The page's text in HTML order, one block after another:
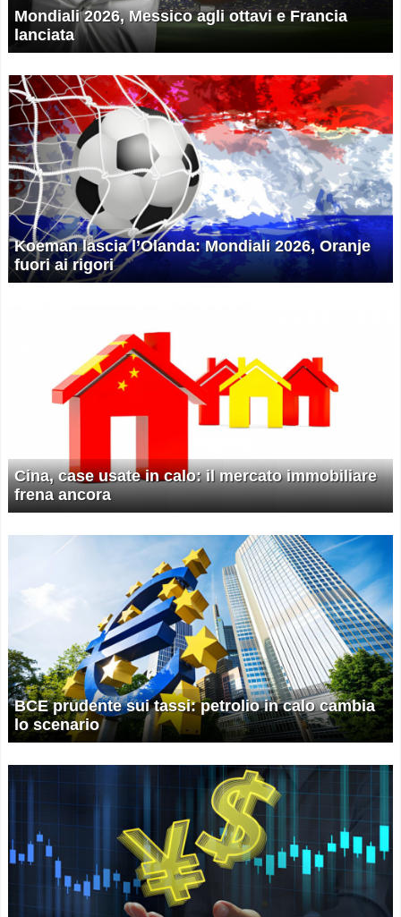
Mondiali 2026, Messico agli ottavi e Francia
lanciata
Koeman lascia l’Olanda: Mondiali 2026, Oranje
fuori ai rigori
Cina, case usate in calo: il mercato immobiliare
frena ancora
BCE prudente sui tassi: petrolio in calo cambia
lo scenario